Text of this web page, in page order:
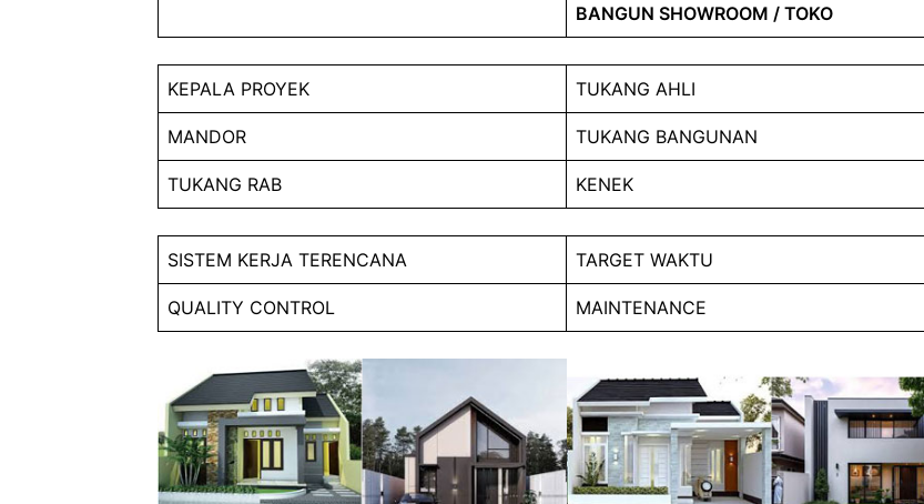
BANGUN SHOWROOM / TOKO
KEPALA PROYEK TUKANG AHLI
MANDOR TUKANG BANGUNAN
TUKANG RAB KENEK
SISTEM KERJA TERENCANA TARGET WAKTU
QUALITY CONTROL MAINTENANCE